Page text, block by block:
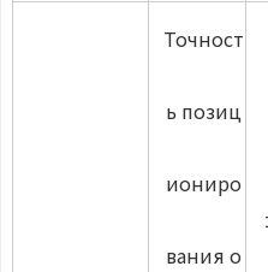
Точност
ь позиц
иониро
вания о